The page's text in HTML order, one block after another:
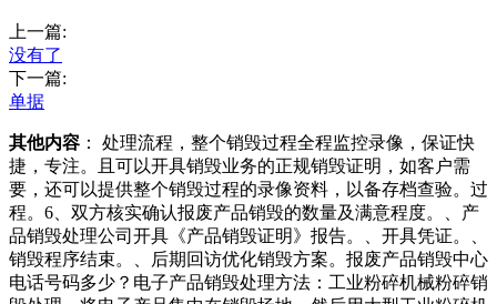
上一篇:
没有了
下一篇:
单据
其他内容 ： 处理流程，整个销毁过程全程监控录像，保证快
捷，专注。且可以开具销毁业务的正规销毁证明，如客户需
要，还可以提供整个销毁过程的录像资料，以备存档查验。过
程。6、双方核实确认报废产品销毁的数量及满意程度。、产
品销毁处理公司开具《产品销毁证明》报告。、开具凭证。、
销毁程序结束。、后期回访优化销毁方案。报废产品销毁中心
电话号码多少？电子产品销毁处理方法：工业粉碎机械粉碎销